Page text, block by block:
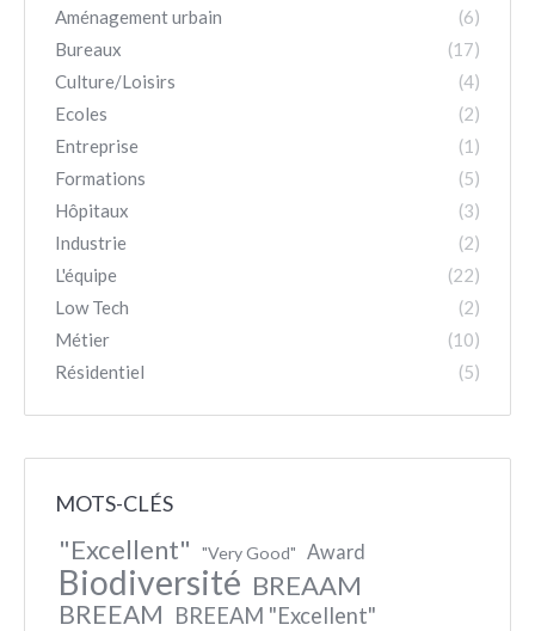
Aménagement urbain
(6)
Bureaux
(17)
Culture/Loisirs
(4)
Ecoles
(2)
Entreprise
(1)
Formations
(5)
Hôpitaux
(3)
Industrie
(2)
L'équipe
(22)
Low Tech
(2)
Métier
(10)
Résidentiel
(5)
MOTS-CLÉS
"Excellent" "Very Good" Award
Biodiversité BREAAM
BREEAM BREEAM "Excellent"